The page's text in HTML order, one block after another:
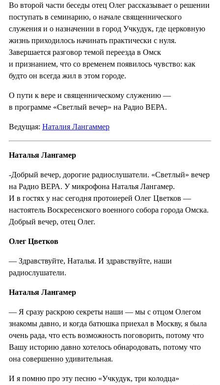
Во второй части беседы отец Олег рассказывает о решении
поступать в семинарию, о начале священнического
служения и о назначении в город Учкудук, где церковную
жизнь приходилось начинать практически с нуля.
Завершается разговор темой переезда в Омск
и признанием, что со временем появилось чувство: как
будто он всегда жил в этом городе.
О пути к вере и священническому служению —
в программе «Светлый вечер» на Радио ВЕРА.
Ведущая: Наталия Лангаммер
Наталья Лангамер
-Добрый вечер, дорогие радиослушатели. «Светлый» вечер
на Радио ВЕРА. У микрофона Наталья Лангамер.
И в гостях у нас сегодня протоиерей Олег Цветков —
настоятель Воскресенского военного собора города Омска.
Добрый вечер, отец Олег.
Олег Цветков
— Здравствуйте, Наталья. И здравствуйте, наши
радиослушатели.
Наталья Лангамер
— Я сразу раскрою секреты наши — мы с отцом Олегом
знакомы давно, и когда батюшка приехал в Москву, я была
очень рада, что есть возможность поговорить, потому что
Вашу историю давно хотелось обнародовать, потому что
она совершенно удивительная.
И я помню про эту песню «Учкудук, три колодца»